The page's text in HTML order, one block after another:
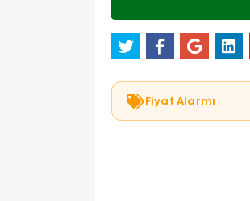
Fiyat Alarmı